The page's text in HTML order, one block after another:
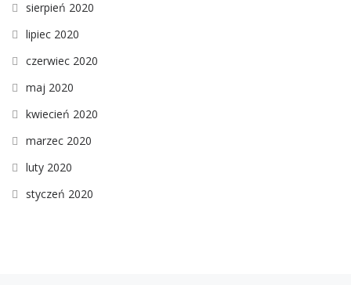
sierpień 2020
lipiec 2020
czerwiec 2020
maj 2020
kwiecień 2020
marzec 2020
luty 2020
styczeń 2020